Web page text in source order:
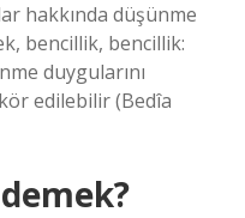
hakkında düşünme
bencillik, bencillik:
duygularını
edilebilir (Bedîa